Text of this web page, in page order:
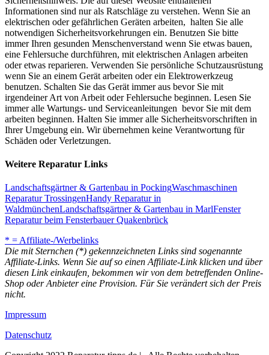
Informationen sind nur als Ratschläge zu verstehen. Wenn Sie an
elektrischen oder gefährlichen Geräten arbeiten, halten Sie alle
notwendigen Sicherheitsvorkehrungen ein. Benutzen Sie bitte
immer Ihren gesunden Menschenverstand wenn Sie etwas bauen,
eine Fehlersuche durchführen, mit elektrischen Anlagen arbeiten
oder etwas reparieren. Verwenden Sie persönliche Schutzausrüstung
wenn Sie an einem Gerät arbeiten oder ein Elektrowerkzeug
benutzen. Schalten Sie das Gerät immer aus bevor Sie mit
irgendeiner Art von Arbeit oder Fehlersuche beginnen. Lesen Sie
immer alle Wartungs- und Serviceanleitungen bevor Sie mit dem
arbeiten beginnen. Halten Sie immer alle Sicherheitsvorschriften in
Ihrer Umgebung ein. Wir übernehmen keine Verantwortung für
Schäden oder Verletzungen.
Weitere Reparatur Links
Landschaftsgärtner & Gartenbau in PockingWaschmaschinen
Reparatur TrossingenHandy Reparatur in
WaldmünchenLandschaftsgärtner & Gartenbau in MarlFenster
Reparatur beim Fensterbauer Quakenbrück
* = Affiliate-/Werbelinks
Die mit Sternchen (*) gekennzeichneten Links sind sogenannte
Affiliate-Links. Wenn Sie auf so einen Affiliate-Link klicken und über
diesen Link einkaufen, bekommen wir von dem betreffenden Online-
Shop oder Anbieter eine Provision. Für Sie verändert sich der Preis
nicht.
Impressum
Datenschutz